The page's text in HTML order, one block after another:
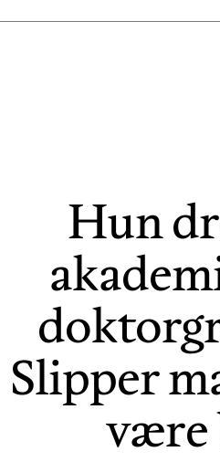
Hun
Slipper
være